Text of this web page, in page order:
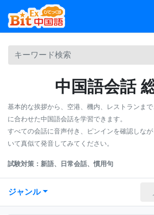
中国語会話
基本的な挨拶から、空港、機内、レストランま
に合わせた中国語会話を学習できます。
すべての会話に音声付き、ピンインを確認しな
いて真似て発音してみてください。
試験対策：新語、日常会話、慣用句
ジャンル